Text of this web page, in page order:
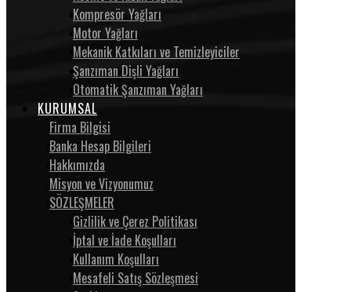
Kompresör Yağları
Motor Yağları
Mekanik Katkıları ve Temizleyiciler
Şanzıman Dişli Yağları
Otomatik Şanzıman Yağları
KURUMSAL
Firma Bilgisi
Banka Hesap Bilgileri
Hakkımızda
Misyon ve Vizyonumuz
SÖZLEŞMELER
Gizlilik ve Çerez Politikası
İptal ve İade Koşulları
Kullanım Koşulları
Mesafeli Satış Sözleşmesi